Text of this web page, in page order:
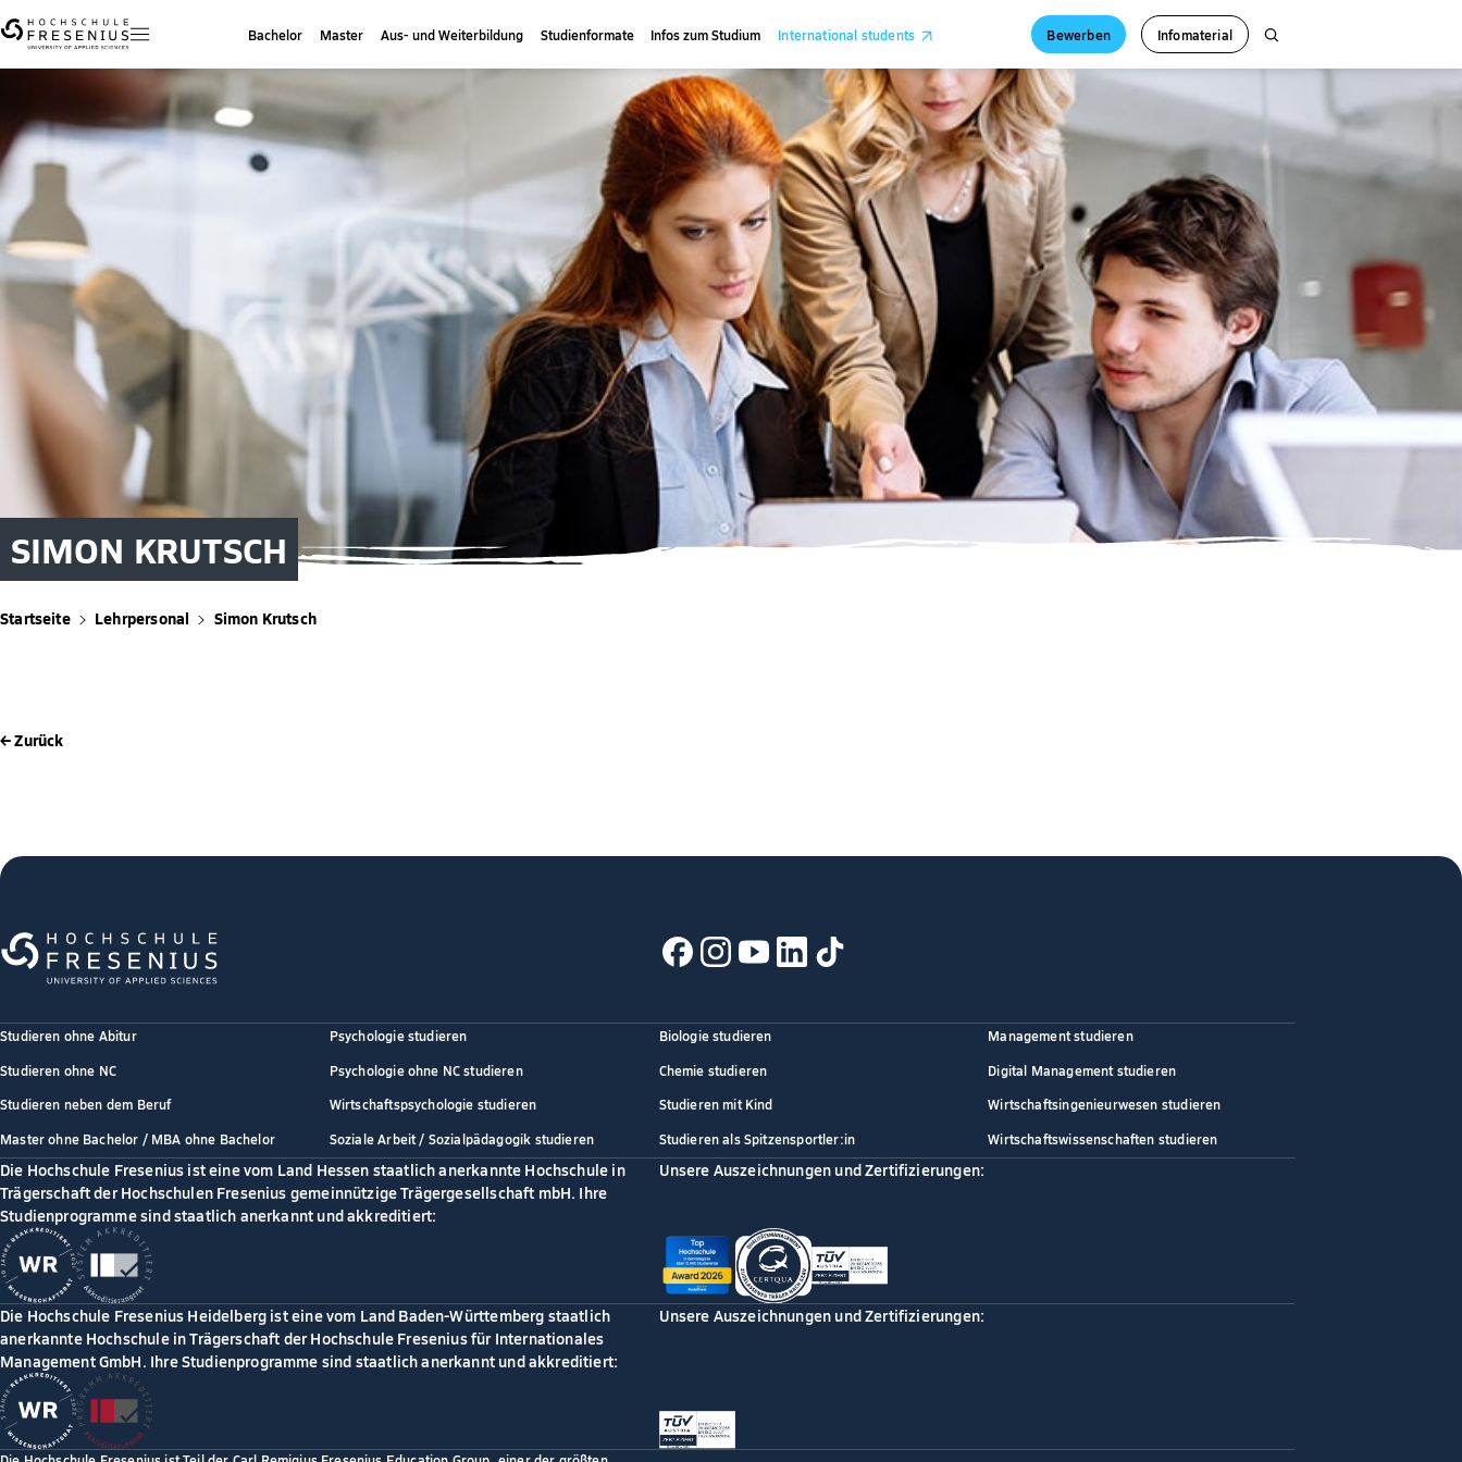
Bachelor Master Aus- und Weiterbildung Studienformate Infos zum Studium International students Bewerben Infomaterial
SIMON KRUTSCH
Startseite Lehrpersonal Simon Krutsch
← Zurück
Studieren ohne Abitur
Studieren ohne NC
Studieren neben dem Beruf
Master ohne Bachelor / MBA ohne Bachelor
Psychologie studieren
Psychologie ohne NC studieren
Wirtschaftspsychologie studieren
Soziale Arbeit / Sozialpädagogik studieren
Biologie studieren
Chemie studieren
Studieren mit Kind
Studieren als Spitzensportler:in
Management studieren
Digital Management studieren
Wirtschaftsingenieurwesen studieren
Wirtschaftswissenschaften studieren
Die Hochschule Fresenius ist eine vom Land Hessen staatlich anerkannte Hochschule in
Trägerschaft der Hochschulen Fresenius gemeinnützige Trägergesellschaft mbH. Ihre
Studienprogramme sind staatlich anerkannt und akkreditiert:
Unsere Auszeichnungen und Zertifizierungen:
Die Hochschule Fresenius Heidelberg ist eine vom Land Baden-Württemberg staatlich
anerkannte Hochschule in Trägerschaft der Hochschule Fresenius für Internationales
Management GmbH. Ihre Studienprogramme sind staatlich anerkannt und akkreditiert:
Unsere Auszeichnungen und Zertifizierungen: